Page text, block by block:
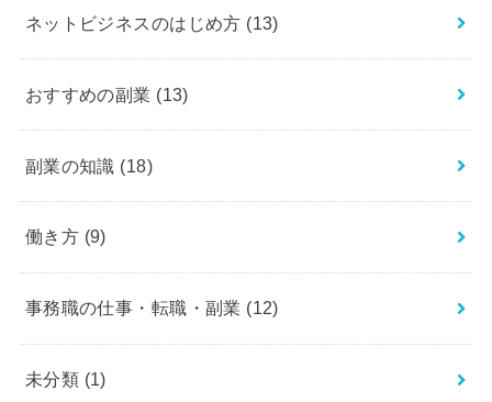
ネットビジネスのはじめ方 (13)
おすすめの副業 (13)
副業の知識 (18)
働き方 (9)
事務職の仕事・転職・副業 (12)
未分類 (1)